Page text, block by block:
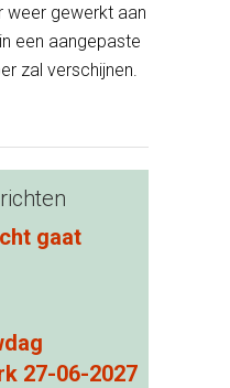
weer gewerkt aan
een aangepaste
zal verschijnen.
gaat
27-06-2027